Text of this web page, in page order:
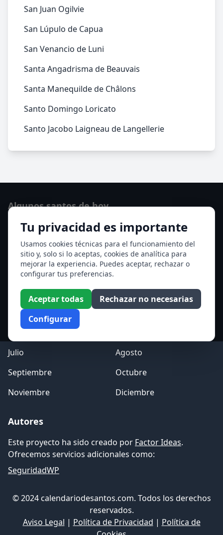
San Juan Ogilvie
San Lúpulo de Capua
San Venancio de Luni
Santa Angadrisma de Beauvais
Santa Manequilde de Châlons
Santo Domingo Loricato
Santo Jacobo Laigneau de Langellerie
Tu privacidad es importante
Usamos cookies técnicas para el funcionamiento del
sitio y, solo si lo aceptas, cookies de analítica para
mejorar la experiencia. Puedes aceptar, rechazar o
configurar tus preferencias.
Aceptar todas
Rechazar no necesarias
Configurar
Algunos santos de hoy
San Hormisda papa
Ver todos los santos de hoy
Acceso a los Meses
Enero
Febrero
Marzo
Abril
Mayo
Julio
Agosto
Septiembre
Octubre
Noviembre
Diciembre
Autores
Este proyecto ha sido creado por Factor Ideas.
Ofrecemos servicios adicionales como:
SeguridadWP
© 2024 calendariodesantos.com. Todos los derechos
reservados.
Aviso Legal | Política de Privacidad | Política de